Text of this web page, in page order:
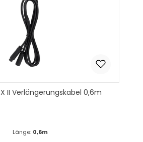
II Verlängerungskabel 0,6m
Länge: 0,6m